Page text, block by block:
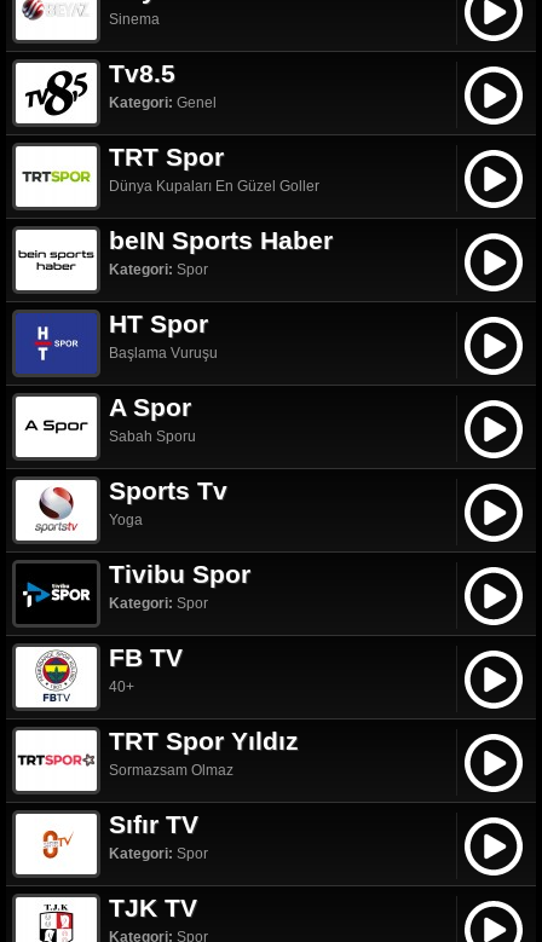
Sinema
Tv8.5
Kategori: Genel
TRT Spor
Dünya Kupaları En Güzel Goller
beIN Sports Haber
Kategori: Spor
HT Spor
Başlama Vuruşu
A Spor
Sabah Sporu
Sports Tv
Yoga
Tivibu Spor
Kategori: Spor
FB TV
40+
TRT Spor Yıldız
Sormazsam Olmaz
Sıfır TV
Kategori: Spor
TJK TV
Kategori: Spor